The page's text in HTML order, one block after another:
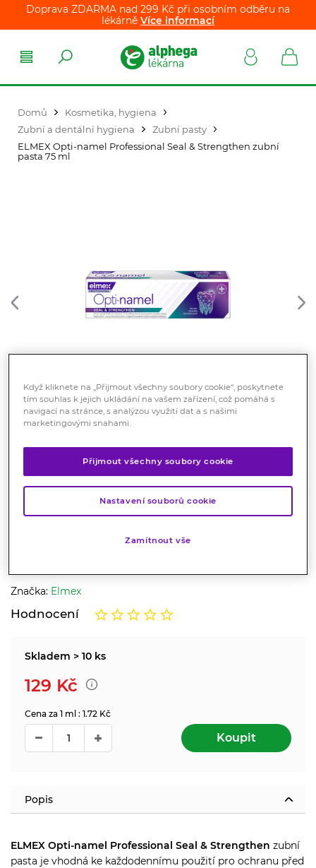
Doprava ZDARMA nad 299 Kč při osobním odběru na
lékárně Více informací
Domů
Kosmetika, hygiena
Zubní a dentální hygiena
Zubní pasty
ELMEX Opti-namel Professional Seal & Strengthen zubní
pasta 75 ml
ELMEX Opti-namel Professional
Seal & Strengthen zubní pasta
75 ml
Kosmetika
Zubní pasta je vhodná ke každodennímu použití pro
Značka: Elmex
Hodnocení
Skladem > 10 ks
129 Kč
Cena za 1 ml : 1.72 Kč
Koupit
Popis
ELMEX Opti-namel Professional Seal & Strengthen zubní
pasta je vhodná ke každodennímu použití pro ochranu před
Když kliknete na „Přijmout všechny soubory cookie“, poskytnete
tím souhlas k jejich ukládání na vašem zařízení, což pomáhá s
navigací na stránce, s analýzou využití dat a s našimi
marketingovými snahami.
Přijmout všechny soubory cookie
Nastavení souborů cookie
Zamítnout vše